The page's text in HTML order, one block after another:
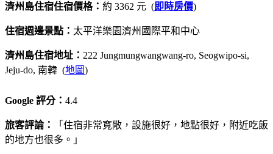
濟州島住宿住宿價格： 約 3362 元 (即時房價)
住宿週邊景點： 太平洋樂園濟州國際平和中心
濟州島住宿地址： 222 Jungmungwangwang-ro, Seogwipo-si,
Jeju-do, 南韓 (地圖)
Google 評分： 4.4
旅客評論：
「住宿非常寬敞，設施很好，地點很好，附近吃飯
的地方也很多。」